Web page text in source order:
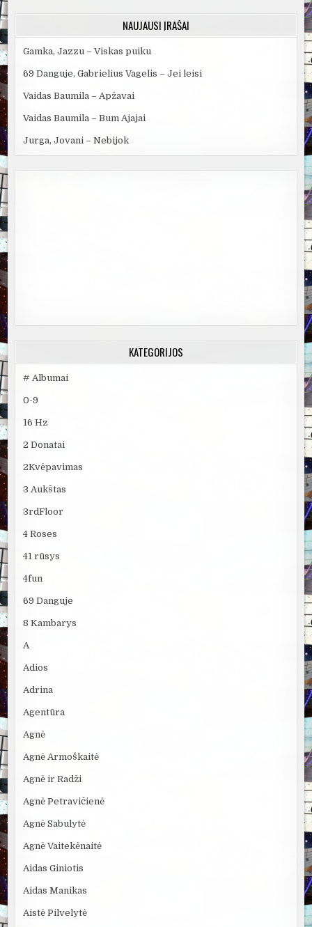
NAUJAUSI ĮRAŠAI
Gamka, Jazzu – Viskas puiku
69 Danguje, Gabrielius Vagelis – Jei leisi
Vaidas Baumila – Apžavai
Vaidas Baumila – Bum Ajajai
Jurga, Jovani – Nebijok
KATEGORIJOS
# Albumai
0-9
16 Hz
2 Donatai
2Kvėpavimas
3 Aukštas
3rdFloor
4 Roses
41 rūsys
4fun
69 Danguje
8 Kambarys
A
Adios
Adrina
Agentūra
Agnė
Agnė Armoškaitė
Agnė ir Radži
Agnė Petravičienė
Agnė Sabulytė
Agnė Vaitekėnaitė
Aidas Giniotis
Aidas Manikas
Aistė Pilvelytė